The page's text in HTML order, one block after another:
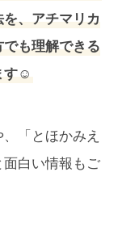
、アチマリカ
も理解できる
す☺
「とほかみえ
白い情報もご